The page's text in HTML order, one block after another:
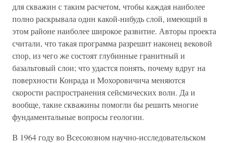
для скважин с таким расчетом, чтобы каждая наиболее
полно раскрывала один какой-нибудь слой, имеющий в
этом районе наиболее широкое развитие. Авторы проекта
считали, что такая программа разрешит наконец вековой
спор, из чего же состоят глубинные гранитный и
базальтовый слои; что удастся понять, почему вдруг на
поверхности Конрада и Мохоровичича меняются
скорости распространения сейсмических волн. Да и
вообще, такие скважины помогли бы решить многие
фундаментальные вопросы геологии.
В 1964 году во Всесоюзном научно-исследовательском